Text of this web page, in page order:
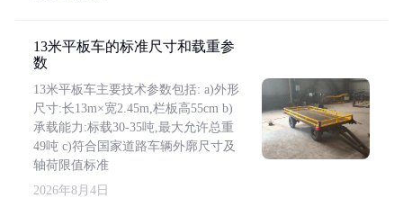
13米平板车的标准尺寸和载重参
数
13米平板车主要技术参数包括: a)外形
尺寸:长13m×宽2.45m,栏板高55cm b)
承载能力:标载30-35吨,最大允许总重
49吨 c)符合国家道路车辆外廓尺寸及
轴荷限值标准
2026年8月4日